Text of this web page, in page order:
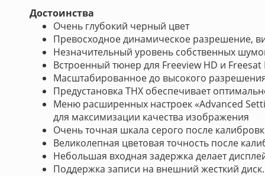
Достоинства
Очень глубокий черный цвет
Превосходное динамическое разрешение,
Незначительный уровень собственных
Встроенный тюнер для Freeview HD и Freesat
Масштабированное до высокого
Предустановка THX обеспечивает
Меню расширенных настроек «Advanced
для максимизации качества изображения
Очень точная шкала серого после
Великолепная цветовая точность после
Небольшая входная задержка делает
Поддержка записи на внешний жесткий диск.